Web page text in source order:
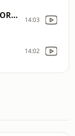
RADIO COLOSAL (LUIS MORALES) 14:03
14:02